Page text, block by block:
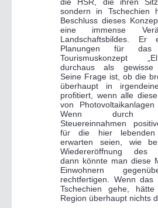
sondern in Tschechien
Beschluss dieses
eine immense
Landschaftsbildes. Er
Planungen für das
Tourismuskonzept
durchaus als gewisse
Seine Frage ist, ob die
überhaupt in
profitiert, wenn alle
von
Wenn durch
Steuereinnahmen
für die hier lebenden
erwarten seien, wie
Wiedereröffnung des
dann könnte man diese
Einwohnern
rechtfertigen. Wenn
Tschechien gehe,
Region überhaupt nichts